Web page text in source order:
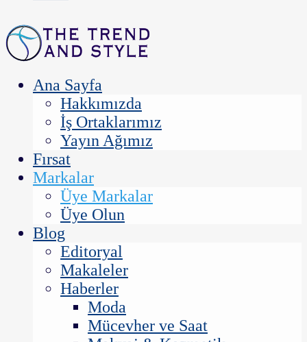
Ana Sayfa
Hakkımızda
İş Ortaklarımız
Yayın Ağımız
Fırsat
Markalar
Üye Markalar
Üye Olun
Blog
Editoryal
Makaleler
Haberler
Moda
Mücevher ve Saat